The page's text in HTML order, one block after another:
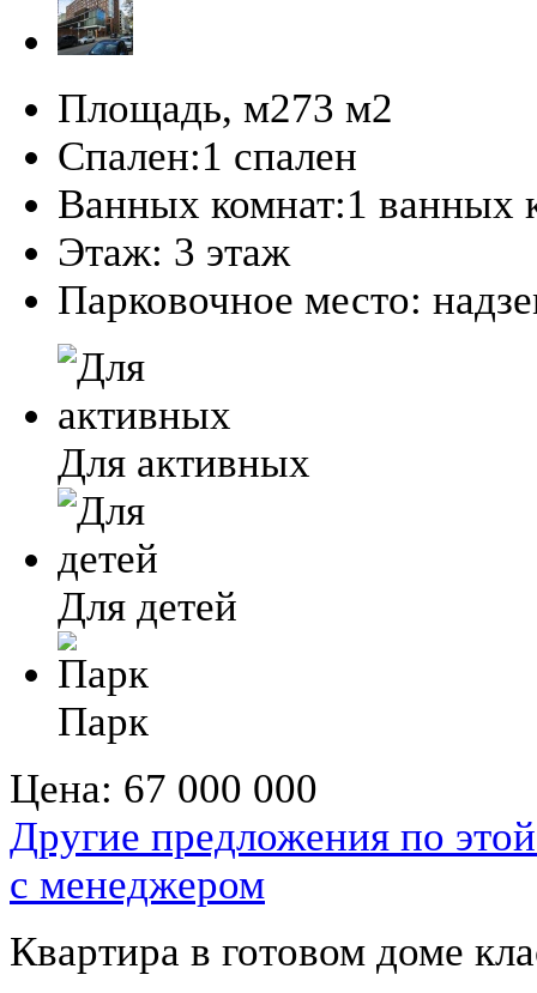
Площадь, м273 м2
Спален:1 спален
Ванных комнат:1 ванных
Этаж: 3 этаж
Парковочное место:
Для активных
Для детей
Парк
Цена: 67 000 000
Другие предложения по
с менеджером
Квартира в готовом доме